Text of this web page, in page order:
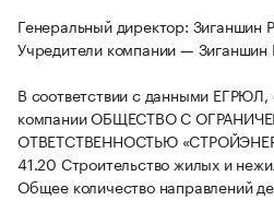
Генеральный директор: Зиганшин
Учредители компании — Зиганшин
В соответствии с данными ЕГРЮЛ,
компании ОБЩЕСТВО С
ОТВЕТСТВЕННОСТЬЮ
41.20 Строительство жилых и
Общее количество направлений